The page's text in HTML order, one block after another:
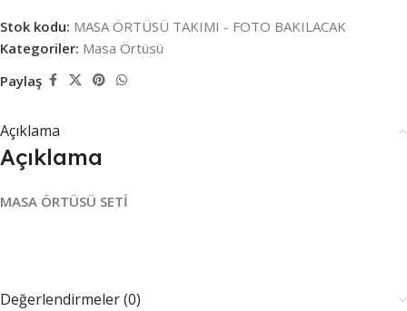
Stok kodu: MASA ÖRTÜSÜ TAKIMI - FOTO BAKILACAK
Kategoriler: Masa Örtüsü
Paylaş
Açıklama
Açıklama
MASA ÖRTÜSÜ SETİ
Değerlendirmeler (0)